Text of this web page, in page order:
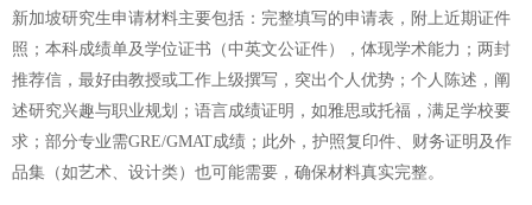
新加坡研究生申请材料主要包括：完整填写的申请表，附上近期证件
照；本科成绩单及学位证书（中英文公证件），体现学术能力；两封
推荐信，最好由教授或工作上级撰写，突出个人优势；个人陈述，阐
述研究兴趣与职业规划；语言成绩证明，如雅思或托福，满足学校要
求；部分专业需GRE/GMAT成绩；此外，护照复印件、财务证明及作
品集（如艺术、设计类）也可能需要，确保材料真实完整。